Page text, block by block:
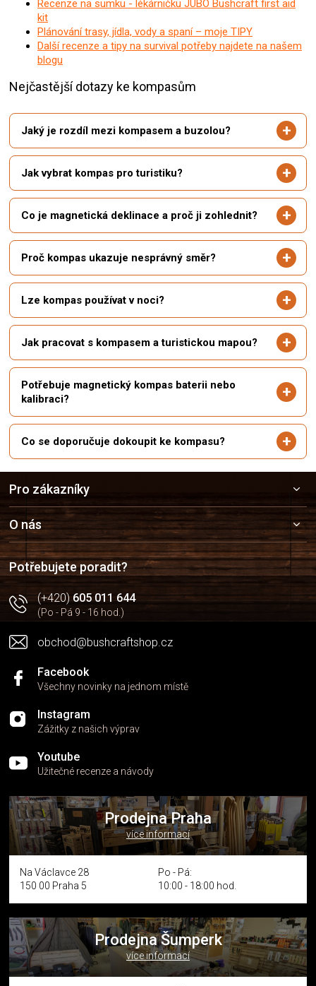
Recenze na sumku - lékárničku JUBÖ Bushcraft first aid
kit
Plánování trasy, jídla, vody a spaní – moje TIPY
Další recenze a tipy na survival potřeby najdete na našem
blogu
Nejčastější dotazy ke kompasům
Jaký je rozdíl mezi kompasem a buzolou?
Jak vybrat kompas pro turistiku?
Co je magnetická deklinace a proč ji zohlednit?
Proč kompas ukazuje nesprávný směr?
Lze kompas používat v noci?
Jak pracovat s kompasem a turistickou mapou?
Potřebuje magnetický kompas baterii nebo
kalibraci?
Co se doporučuje dokoupit ke kompasu?
a
t
í
Pro zákazníky
O nás
Potřebujete poradit?
(+420)605 011 644
(Po - Pá 9 - 16 hod.)
obchod@bushcraftshop.cz
Facebook
Všechny novinky na jednom místě
Instagram
Zážitky z našich výprav
Youtube
Užitečné recenze a návody
Prodejna Praha
více informací
Na Václavce 28
150 00 Praha 5
Po - Pá:
10:00 - 18:00 hod.
Prodejna Šumperk
více informací